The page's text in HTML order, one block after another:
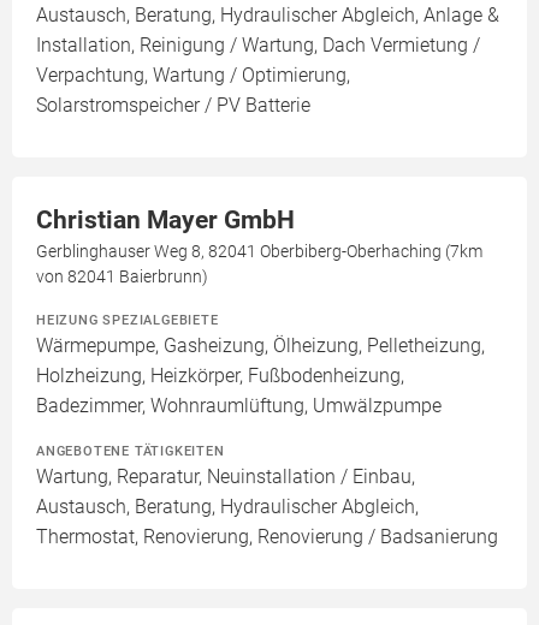
Austausch, Beratung, Hydraulischer Abgleich, Anlage &
Installation, Reinigung / Wartung, Dach Vermietung /
Verpachtung, Wartung / Optimierung,
Solarstromspeicher / PV Batterie
Christian Mayer GmbH
Gerblinghauser Weg 8, 82041 Oberbiberg-Oberhaching (7km
von 82041 Baierbrunn)
HEIZUNG SPEZIALGEBIETE
Wärmepumpe, Gasheizung, Ölheizung, Pelletheizung,
Holzheizung, Heizkörper, Fußbodenheizung,
Badezimmer, Wohnraumlüftung, Umwälzpumpe
ANGEBOTENE TÄTIGKEITEN
Wartung, Reparatur, Neuinstallation / Einbau,
Austausch, Beratung, Hydraulischer Abgleich,
Thermostat, Renovierung, Renovierung / Badsanierung